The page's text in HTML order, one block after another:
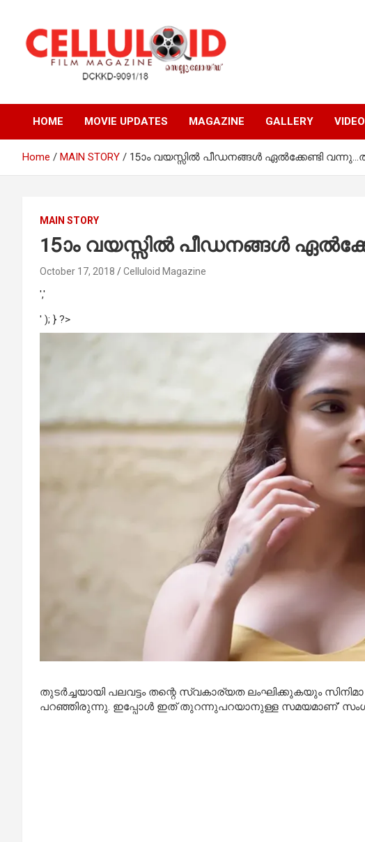
content
celluloid
HOME MOVIE UPDATES MAGAZINE GALLERY
Home MAIN STORY 15ാം വയസ്സില്‍ പീഡനങ്ങള്‍ ഏല്‍ക്കേണ്ടി
MAIN STORY
15ാം വയസ്സില്‍ പീഡനങ്ങള്‍
October 17, 2018 Celluloid Magazine
','
' ); } ?>
തുടര്‍ച്ചയായി പലവട്ടം തന്റെ സ്വകാര്യത ലംഘിക്കുകയും
പറഞ്ഞിരുന്നു. ഇപ്പോള്‍ ഇത് തുറന്നുപറയാനുള്ള സമയമാണ്’